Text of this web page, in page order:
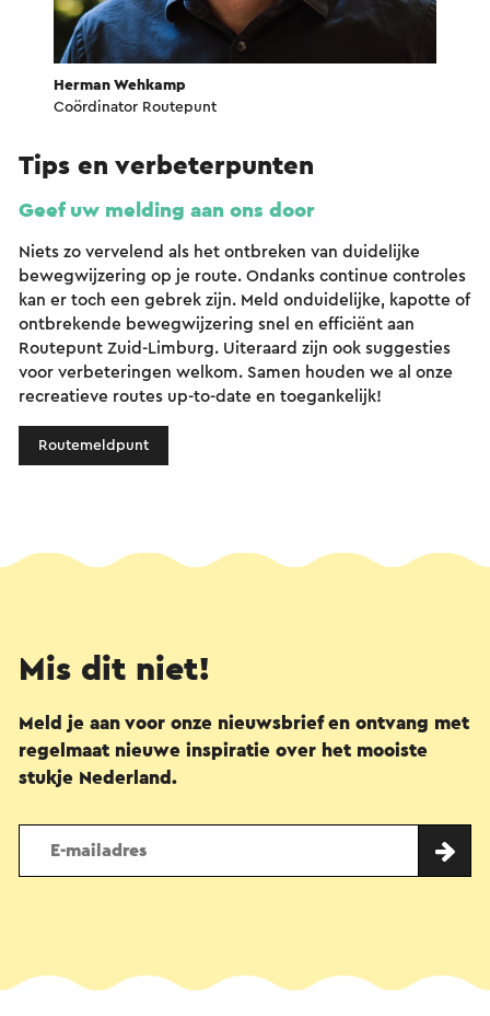
Herman Wehkamp
Coördinator Routepunt
Tips en verbeterpunten
Geef uw melding aan ons door
Niets zo vervelend als het ontbreken van duidelijke
bewegwijzering op je route. Ondanks continue controles
kan er toch een gebrek zijn. Meld onduidelijke, kapotte of
ontbrekende bewegwijzering snel en efficiënt aan
Routepunt Zuid-Limburg. Uiteraard zijn ook suggesties
voor verbeteringen welkom. Samen houden we al onze
recreatieve routes up-to-date en toegankelijk!
Routemeldpunt
Mis dit niet!
Meld je aan voor onze nieuwsbrief en ontvang met
regelmaat nieuwe inspiratie over het mooiste
stukje Nederland.